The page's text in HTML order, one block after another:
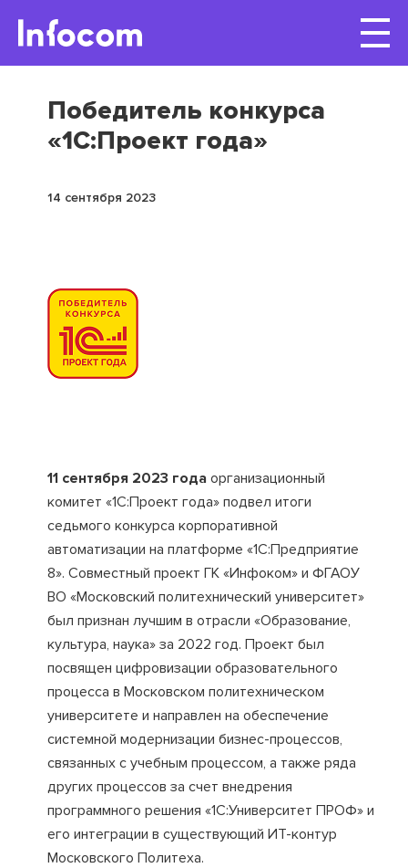
Победитель конкурса
«1С:Проект года»
14 сентября 2023
11 сентября 2023 года организационный
комитет «1С:Проект года» подвел итоги
седьмого конкурса корпоративной
автоматизации на платформе «1С:Предприятие
8». Совместный проект ГК «Инфоком» и ФГАОУ
ВО «Московский политехнический университет»
был признан лучшим в отрасли «Образование,
культура, наука» за 2022 год. Проект был
посвящен цифровизации образовательного
процесса в Московском политехническом
университете и направлен на обеспечение
системной модернизации бизнес-процессов,
связанных с учебным процессом, а также ряда
других процессов за счет внедрения
программного решения «1С:Университет ПРОФ» и
его интеграции в существующий ИТ-контур
Московского Политеха.